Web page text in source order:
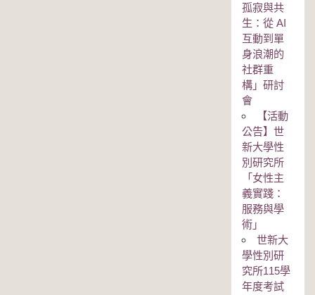
孤寂與共
生：從 AI
互動到單
身浪潮的
社群重
構」研討
會
【活動
公告】世
新大學性
別研究所
「女性主
義實踐：
服務與學
術」
世新大
學性別研
究所115學
年度考試